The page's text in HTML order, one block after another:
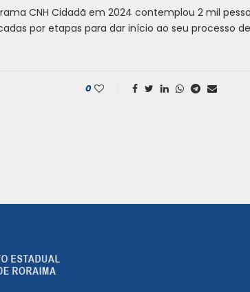
CNH Cidadã em 2024 contemplou 2 mil
por etapas para dar início ao seu processo
0